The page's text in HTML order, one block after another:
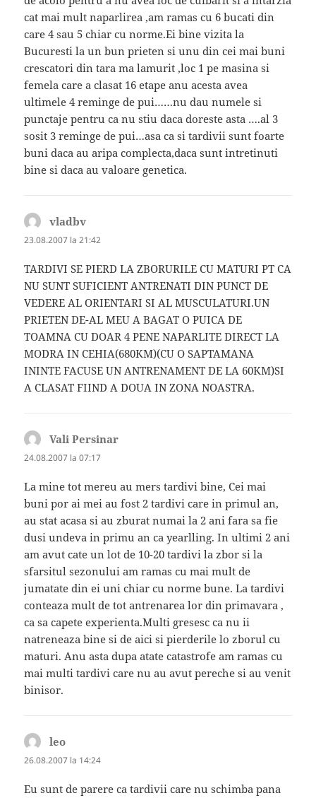
cat mai mult naparlirea ,am ramas cu 6 bucati din
care 4 sau 5 chiar cu norme.Ei bine vizita la
Bucuresti la un bun prieten si unu din cei mai buni
crescatori din tara ma lamurit ,loc 1 pe masina si
femela care a clasat 16 etape anu acesta avea
ultimele 4 reminge de pui……nu dau numele si
punctaje pentru ca nu stiu daca doreste asta ….al 3
sosit 3 reminge de pui…asa ca si tardivii sunt foarte
buni daca au aripa complecta,daca sunt intretinuti
bine si daca au valoare genetica.
vladbv
23.08.2007 la 21:42
TARDIVI SE PIERD LA ZBORURILE CU MATURI PT CA
NU SUNT SUFICIENT ANTRENATI DIN PUNCT DE
VEDERE AL ORIENTARI SI AL MUSCULATURI.UN
PRIETEN DE-AL MEU A BAGAT O PUICA DE
TOAMNA CU DOAR 4 PENE NAPARLITE DIRECT LA
MODRA IN CEHIA(680KM)(CU O SAPTAMANA
ININTE FACUSE UN ANTRENAMENT DE LA 60KM)SI
A CLASAT FIIND A DOUA IN ZONA NOASTRA.
Vali Persinar
24.08.2007 la 07:17
La mine tot mereu au mers tardivi bine, Cei mai
buni por ai mei au fost 2 tardivi care in primul an,
au stat acasa si au zburat numai la 2 ani fara sa fie
dusi undeva in primu an ca yearlling. In ultimi 2 ani
am avut cate un lot de 10-20 tardivi la zbor si la
sfarsitul sezonului am ramas cu mai mult de
jumatate din ei uni chiar cu norme bune. La tardivi
conteaza mult de tot antrenarea lor din primavara ,
ca sa capete experienta.Multi gresesc ca nu ii
natreneaza bine si de aici si pierderile lo zborul cu
maturi. Anu asta dupa atate catastrofe am ramas cu
mai multi tardivi care nu au avut pereche si au venit
binisor.
leo
26.08.2007 la 14:24
Eu sunt de parere ca tardivii care nu schimba pana